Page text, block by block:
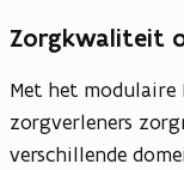
Zorgkwaliteit
Met het modulaire
zorgverleners
verschillende